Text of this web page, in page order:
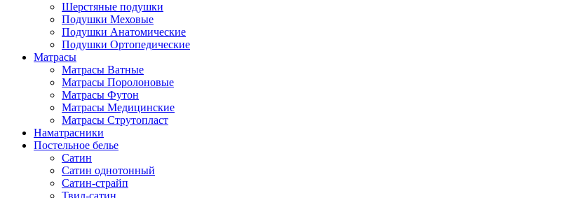
Шерстяные подушки
Подушки Меховые
Подушки Анатомические
Подушки Ортопедические
Матрасы
Матрасы Ватные
Матрасы Поролоновые
Матрасы Футон
Матрасы Медицинские
Матрасы Струтопласт
Наматрасники
Постельное белье
Сатин
Сатин однотонный
Сатин-страйп
Твил-сатин